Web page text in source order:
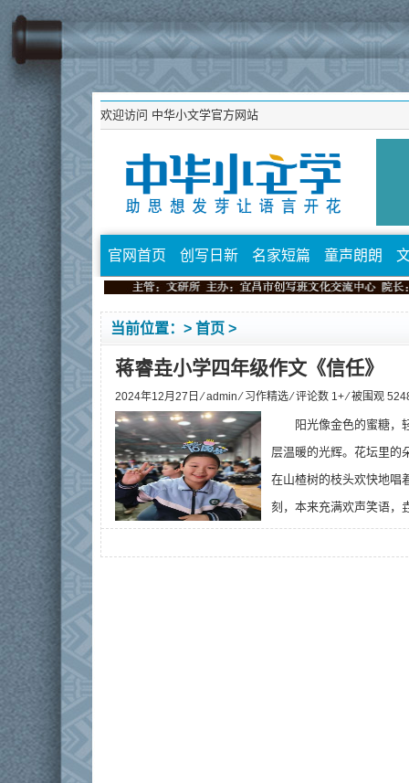
欢迎访问 中华小文学官方网站
官网首页 创写日新 名家短篇 童声朗朗
当前位置：> 首页 >
蒋睿垚小学四年级作文《信任》
2024年12月27日 ⁄admin⁄习作精选⁄ 评论数 1+ ⁄ 被围观
阳光像金色的蜜糖，
层温暖的光辉。花坛里的
在山楂树的枝头欢快地唱
刻，本来充满欢声笑语，